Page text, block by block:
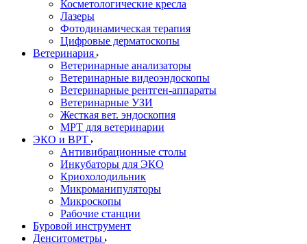
Косметологические кресла
Лазеры
Фотодинамическая терапия
Цифровые дерматоскопы
Ветеринария
Ветеринарные анализаторы
Ветеринарные видеоэндоскопы
Ветеринарные рентген-аппараты
Ветеринарные УЗИ
Жесткая вет. эндоскопия
МРТ для ветеринарии
ЭКО и ВРТ
Антивибрационные столы
Инкубаторы для ЭКО
Криохолодильник
Микроманипуляторы
Микроскопы
Рабочие станции
Буровой инструмент
Денситометры